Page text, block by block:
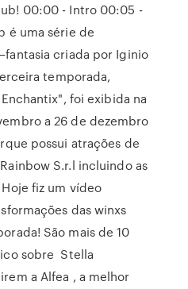
00:00 - Intro 00:05 -
é uma série de
criada por Iginio
temporada,
foi exibida na
a 26 de dezembro
possui atrações de
S.r.l incluindo as
fiz um vídeo
das winxs
São mais de 10
sobre Stella
a Alfea , a melhor